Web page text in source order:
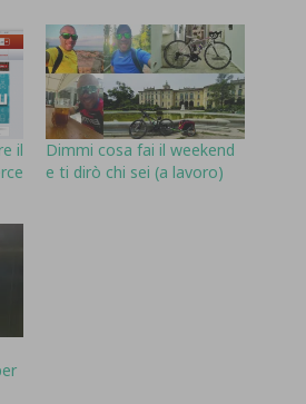
il
Dimmi cosa fai il weekend
e ti dirò chi sei (a lavoro)